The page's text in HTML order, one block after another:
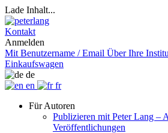
Lade Inhalt...
Kontakt
Anmelden
Mit Benutzername / Email Über Ihre
Einkaufswagen
de
en
fr
Für Autoren
Publizieren mit Peter Lang –
Veröffentlichungen